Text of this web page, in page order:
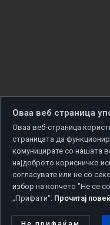
Copyright © 2026
Политика за приватност
Оваа веб страница
Оваа веб-страница
страницата да
комуницирате со нашата
најдоброто корисничко
согласувате или не со
избор на копчето "Не се
„Прифати“. Прочитај